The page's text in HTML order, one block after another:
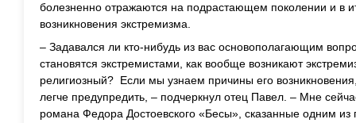
болезненно отражаются на подрастающем поколении и в
возникновения экстремизма.
– Задавался ли кто-нибудь из вас основополагающим
становятся экстремистами, как вообще возникают
религиозный? Если мы узнаем причины его
легче предупредить, – подчеркнул отец Павел. – Мне
романа Федора Достоевского «Бесы», сказанные одним из